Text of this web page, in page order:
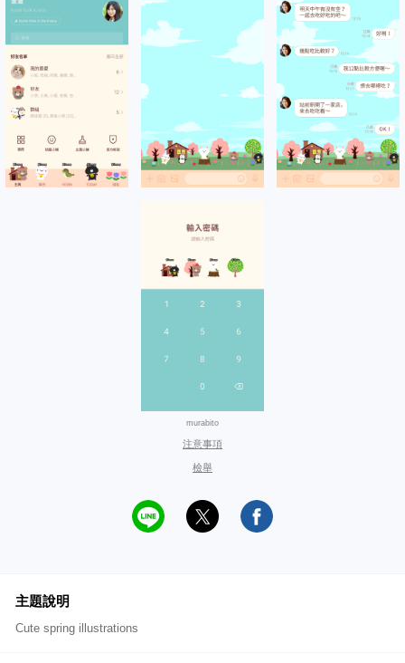
murabito
注意事項
檢舉
主題說明
Cute spring illustrations